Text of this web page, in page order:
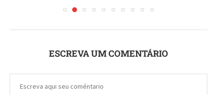
ESCREVA UM COMENTÁRIO